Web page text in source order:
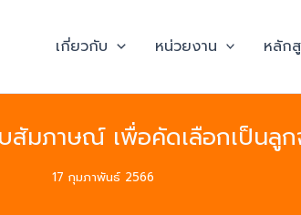
เกี่ยวกับ หน่วยงาน หลัก
มภาษณ์ เพื่อคัดเลือกเป็นลู
17 กุมภาพันธ์ 2566